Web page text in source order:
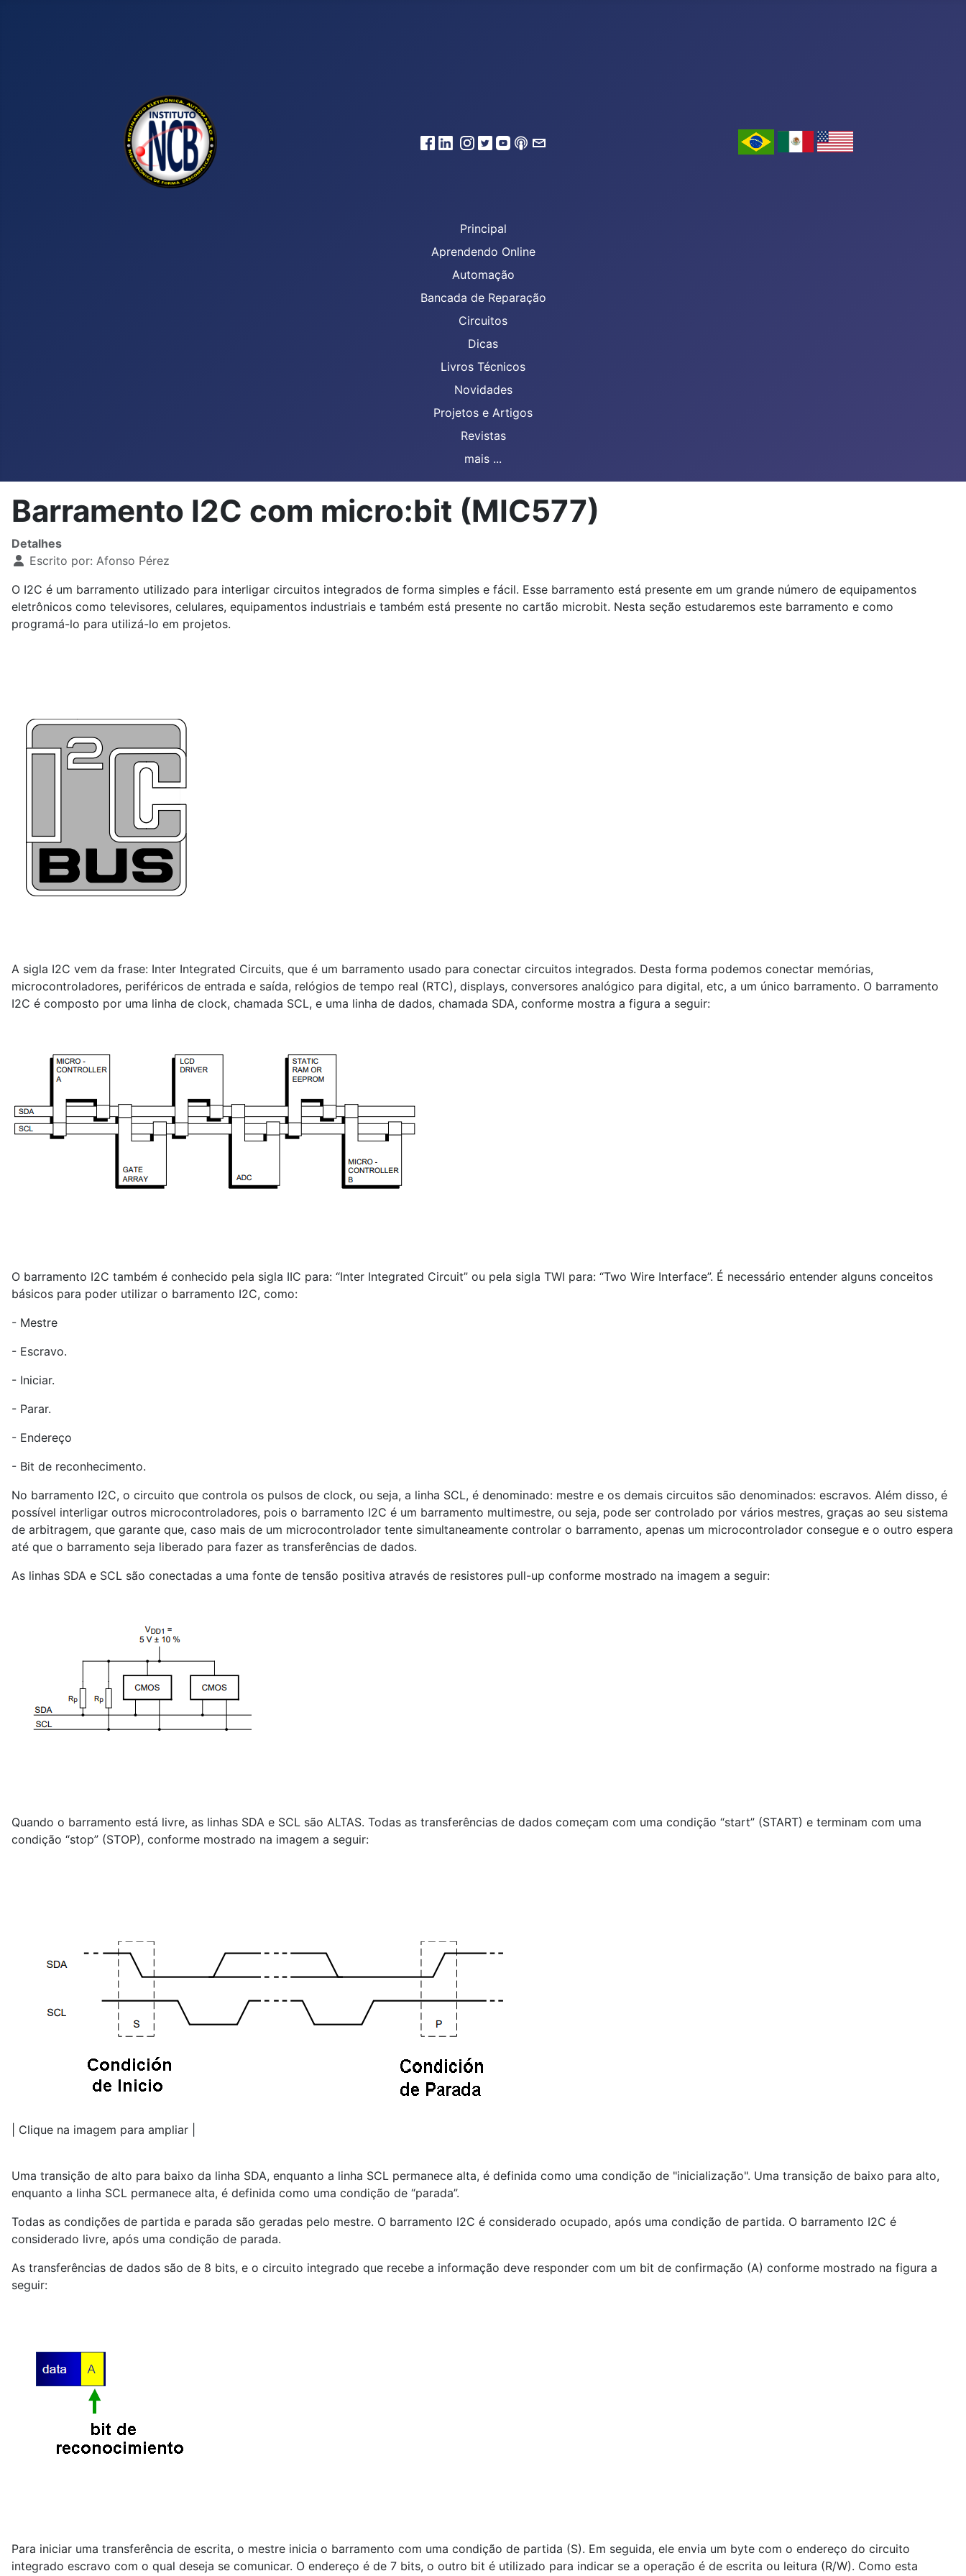
Principal
Aprendendo Online
Automação
Bancada de Reparação
Circuitos
Dicas
Livros Técnicos
Novidades
Projetos e Artigos
Revistas
mais ...
Barramento I2C com micro:bit (MIC577)
Detalhes
Escrito por: Afonso Pérez
O I2C é um barramento utilizado para interligar circuitos integrados de forma simples e fácil. Esse barramento está presente em um grande número de equipamentos
eletrônicos como televisores, celulares, equipamentos industriais e também está presente no cartão microbit. Nesta seção estudaremos este barramento e como
programá-lo para utilizá-lo em projetos.
A sigla I2C vem da frase: Inter Integrated Circuits, que é um barramento usado para conectar circuitos integrados. Desta forma podemos conectar memórias,
microcontroladores, periféricos de entrada e saída, relógios de tempo real (RTC), displays, conversores analógico para digital, etc, a um único barramento. O barramento
I2C é composto por uma linha de clock, chamada SCL, e uma linha de dados, chamada SDA, conforme mostra a figura a seguir:
O barramento I2C também é conhecido pela sigla IIC para: “Inter Integrated Circuit” ou pela sigla TWI para: “Two Wire Interface”. É necessário entender alguns conceitos
básicos para poder utilizar o barramento I2C, como:
- Mestre
- Escravo.
- Iniciar.
- Parar.
- Endereço
- Bit de reconhecimento.
No barramento I2C, o circuito que controla os pulsos de clock, ou seja, a linha SCL, é denominado: mestre e os demais circuitos são denominados: escravos. Além disso, é
possível interligar outros microcontroladores, pois o barramento I2C é um barramento multimestre, ou seja, pode ser controlado por vários mestres, graças ao seu sistema
de arbitragem, que garante que, caso mais de um microcontrolador tente simultaneamente controlar o barramento, apenas um microcontrolador consegue e o outro espera
até que o barramento seja liberado para fazer as transferências de dados.
As linhas SDA e SCL são conectadas a uma fonte de tensão positiva através de resistores pull-up conforme mostrado na imagem a seguir:
Quando o barramento está livre, as linhas SDA e SCL são ALTAS. Todas as transferências de dados começam com uma condição “start” (START) e terminam com uma
condição “stop” (STOP), conforme mostrado na imagem a seguir:
| Clique na imagem para ampliar |
Uma transição de alto para baixo da linha SDA, enquanto a linha SCL permanece alta, é definida como uma condição de "inicialização". Uma transição de baixo para alto,
enquanto a linha SCL permanece alta, é definida como uma condição de “parada”.
Todas as condições de partida e parada são geradas pelo mestre. O barramento I2C é considerado ocupado, após uma condição de partida. O barramento I2C é
considerado livre, após uma condição de parada.
As transferências de dados são de 8 bits, e o circuito integrado que recebe a informação deve responder com um bit de confirmação (A) conforme mostrado na figura a
seguir:
Para iniciar uma transferência de escrita, o mestre inicia o barramento com uma condição de partida (S). Em seguida, ele envia um byte com o endereço do circuito
integrado escravo com o qual deseja se comunicar. O endereço é de 7 bits, o outro bit é utilizado para indicar se a operação é de escrita ou leitura (R/W). Como esta